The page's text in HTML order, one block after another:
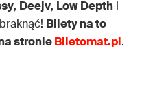
, Deejv, Low Depth i
Bilety na to
stronieBiletomat.pl.